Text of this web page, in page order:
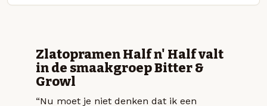
Zlatopramen Half n' Half valt
in de smaakgroep Bitter &
Growl
“Nu moet je niet denken dat ik een